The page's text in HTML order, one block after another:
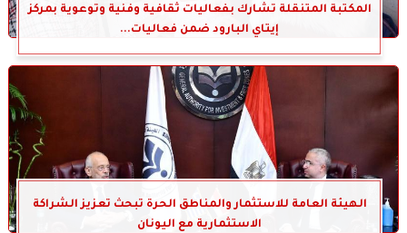
المكتبة المتنقلة تشارك بفعاليات ثقافية وفنية وتوعوية بمركز
إيتاي البارود ضمن فعاليات...
الهيئة العامة للاستثمار والمناطق الحرة تبحث تعزيز الشراكة
الاستثمارية مع اليونان